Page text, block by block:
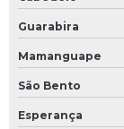
Guarabira
Mamanguape
São Bento
Esperança